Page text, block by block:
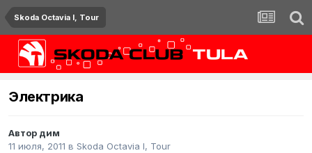
Skoda Octavia I, Tour
Электрика
Автор дим
11 июля, 2011 в Skoda Octavia I, Tour